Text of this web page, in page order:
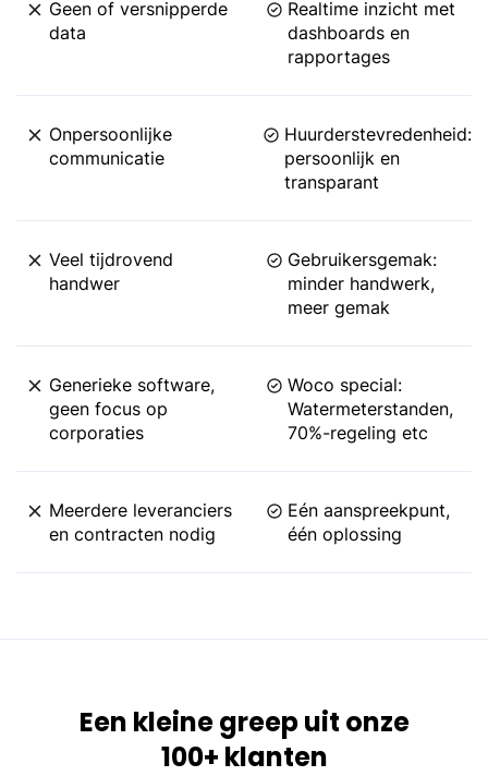
Geen of versnipperde
data
Realtime inzicht met
dashboards en
rapportages
Onpersoonlijke
communicatie
Huurderstevredenheid:
persoonlijk en
transparant
Veel tijdrovend
handwer
Gebruikersgemak:
minder handwerk,
meer gemak
Generieke software,
geen focus op
corporaties
Woco special:
Watermeterstanden,
70%-regeling etc
Meerdere leveranciers
en contracten nodig
Eén aanspreekpunt,
één oplossing
Een kleine greep uit onze
100+ klanten